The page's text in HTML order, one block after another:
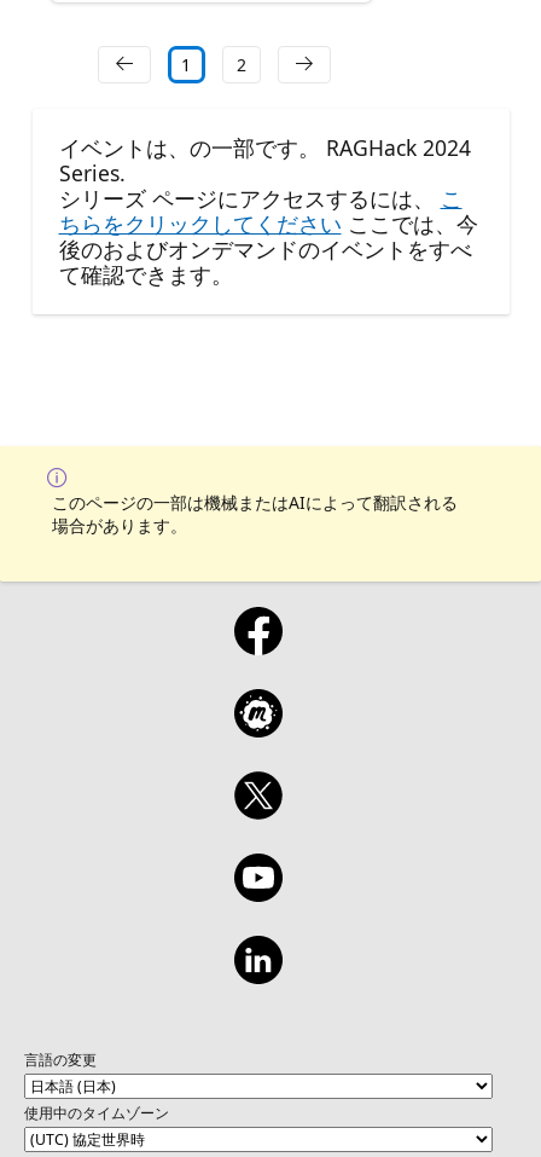
1 2
イベントは、の一部です。 RAGHack 2024
Series.
シリーズ ページにアクセスするには、
こ
ちらをクリックしてください ここでは、今
後のおよびオンデマンドのイベントをすべ
て確認できます。
このページの一部は機械またはAIによって翻訳される
場合があります。
言語の変更
使用中のタイムゾーン